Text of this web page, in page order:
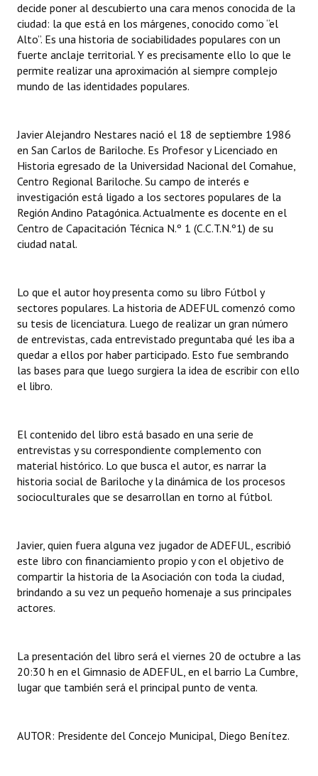
decide poner al descubierto una cara menos conocida de la
ciudad: la que está en los márgenes, conocido como “el
Alto”. Es una historia de sociabilidades populares con un
fuerte anclaje territorial. Y es precisamente ello lo que le
permite realizar una aproximación al siempre complejo
mundo de las identidades populares.
Javier Alejandro Nestares nació el 18 de septiembre 1986
en San Carlos de Bariloche. Es Profesor y Licenciado en
Historia egresado de la Universidad Nacional del Comahue,
Centro Regional Bariloche. Su campo de interés e
investigación está ligado a los sectores populares de la
Región Andino Patagónica. Actualmente es docente en el
Centro de Capacitación Técnica N.º 1 (C.C.T.N.º1) de su
ciudad natal.
Lo que el autor hoy presenta como su libro Fútbol y
sectores populares. La historia de ADEFUL comenzó como
su tesis de licenciatura. Luego de realizar un gran número
de entrevistas, cada entrevistado preguntaba qué les iba a
quedar a ellos por haber participado. Esto fue sembrando
las bases para que luego surgiera la idea de escribir con ello
el libro.
El contenido del libro está basado en una serie de
entrevistas y su correspondiente complemento con
material histórico. Lo que busca el autor, es narrar la
historia social de Bariloche y la dinámica de los procesos
socioculturales que se desarrollan en torno al fútbol.
Javier, quien fuera alguna vez jugador de ADEFUL, escribió
este libro con financiamiento propio y con el objetivo de
compartir la historia de la Asociación con toda la ciudad,
brindando a su vez un pequeño homenaje a sus principales
actores.
La presentación del libro será el viernes 20 de octubre a las
20:30 h en el Gimnasio de ADEFUL, en el barrio La Cumbre,
lugar que también será el principal punto de venta.
AUTOR: Presidente del Concejo Municipal, Diego Benítez.